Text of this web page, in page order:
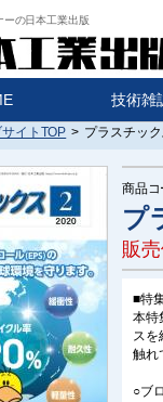
ーの日本工業出版
技術雑
イトTOP > プラスチッ
商品コ
プ
販
■特
本特
スを
触れ
○ブ